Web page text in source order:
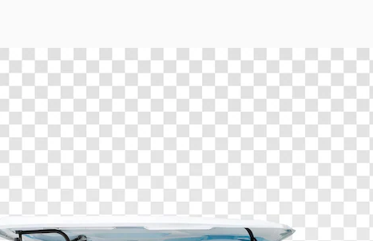
um deine beste
Kreativen, Unternehmen,
Studios.
Produkte
KI-Assistent
KI-Videogenerator
KI-
Loslegen
Dokumentation
AGB